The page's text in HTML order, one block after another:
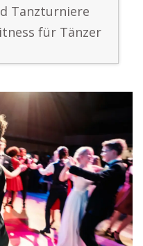
Tanzturniere
für Tänzer